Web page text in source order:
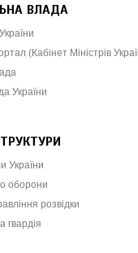
ВЛАДА
(Кабінет Міністрів
України
України
оборони
розвідки
гвардія